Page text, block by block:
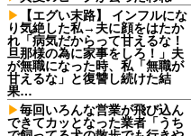
【エグい末路】 インフルにな
り気絶した私→夫に顔をはたか
れ「病気だからって甘えるな！
旦那様の為に家事をしろ！」夫
が無職になった時、私「無職が
甘えるな」と復讐し続けた結
果…
毎回いろんな営業が飛び込ん
できてカッとなった業者「うち